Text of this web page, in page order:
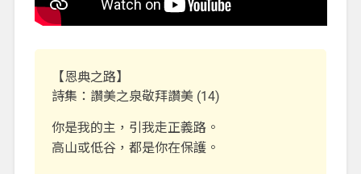
【恩典之路】
詩集：讚美之泉敬拜讚美 (14)
你是我的主，引我走正義路。
高山或低谷，都是你在保護。